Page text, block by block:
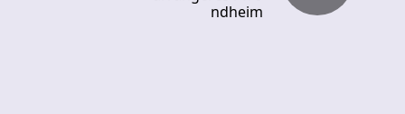
ndheim